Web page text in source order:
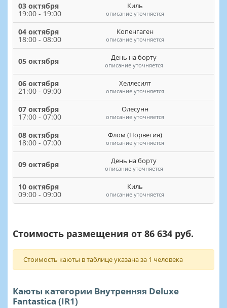
03 октября
19:00 - 19:00
Киль
описание уточняется
04 октября
18:00 - 08:00
Копенгаген
описание уточняется
05 октября День на борту
описание уточняется
06 октября
21:00 - 09:00
Хеллесилт
описание уточняется
07 октября
17:00 - 07:00
Олесунн
описание уточняется
08 октября
18:00 - 07:00
Флом (Норвегия)
описание уточняется
09 октября День на борту
описание уточняется
10 октября
09:00 - 09:00
Киль
описание уточняется
Стоимость размещения от 86 634 руб.
Стоимость каюты в таблице указана за 1 человека
Каюты категории Внутренняя Deluxe
Fantastica (IR1)